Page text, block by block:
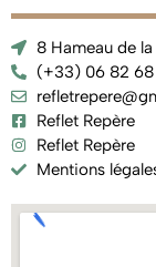
8 Hameau de
(+33) 06 82 68
Reflet Repère
Reflet Repère
Mentions